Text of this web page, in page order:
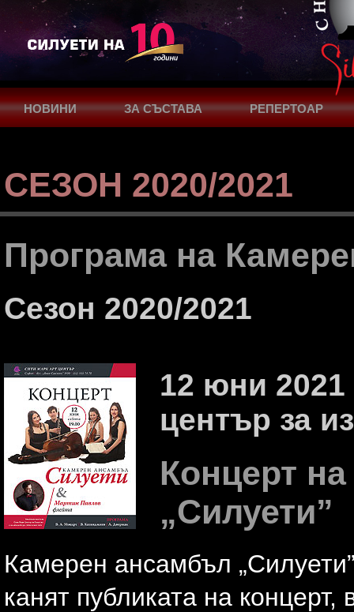
НОВИНИ ЗА СЪСТАВА РЕПЕРТОАР
СЕЗОН 2020/2021
Програма на
Сезон 2020/2021
12 юни
център за
Концерт
„Силуети”
Камерен ансамбъл
канят публиката на